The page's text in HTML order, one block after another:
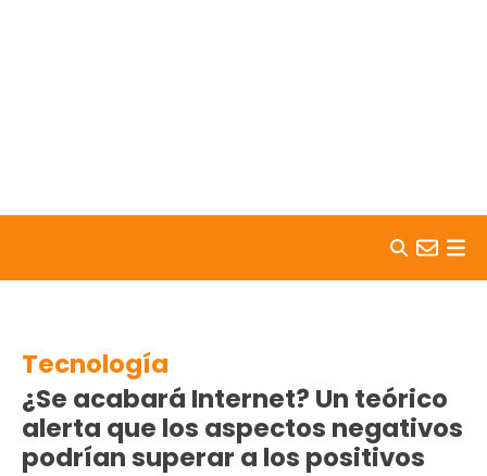
Tecnología
¿Se acabará Internet? Un teórico
alerta que los aspectos negativos
podrían superar a los positivos